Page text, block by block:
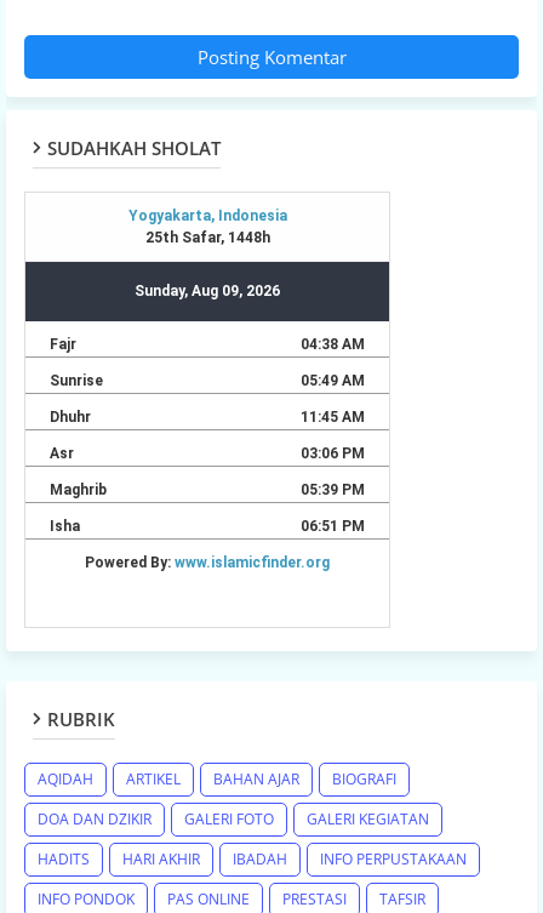
Posting Komentar
SUDAHKAH SHOLAT
RUBRIK
AQIDAH ARTIKEL BAHAN AJAR
BIOGRAFI
DOA DAN DZIKIR
GALERI FOTO
GALERI KEGIATAN
HADITS
HARI AKHIR IBADAH
INFO PERPUSTAKAAN
INFO PONDOK
PAS ONLINE PRESTASI
TAFSIR